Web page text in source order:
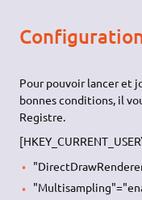
Pour pouvoir lancer et
bonnes conditions, il
Registre.